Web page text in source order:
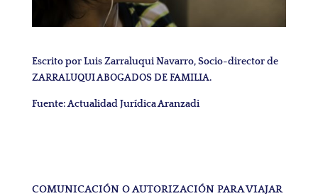
Escrito por Luis Zarraluqui Navarro, Socio-director de
ZARRALUQUI ABOGADOS DE FAMILIA.
Fuente: Actualidad Jurídica Aranzadi
COMUNICACIÓN O AUTORIZACIÓN PARA VIAJAR